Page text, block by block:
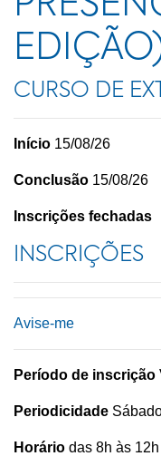
CURSO DE
Início 15/08/26
Conclusão 15/08/26
Inscrições fechadas
INSCRIÇÕES
Avise-me
Período de inscrição
Periodicidade
Horário das 8h às